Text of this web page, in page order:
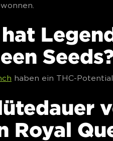
haben ein THC-
Royal